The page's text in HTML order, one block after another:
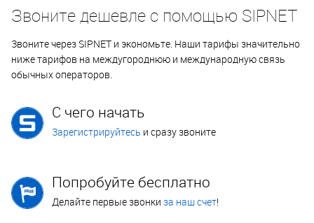
Звоните дешевле с помощью SIPNET
Звоните через SIPNET и экономьте. Наши тарифы значительно
ниже тарифов на междугороднюю и международную связь
обычных операторов.
С чего начать
Зарегистрируйтесь и сразу звоните
Попробуйте бесплатно
Делайте первые звонки за наш счет!